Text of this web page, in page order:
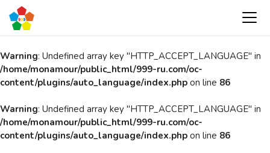
Warning: Undefined array key "HTTP_ACCEPT_LANGUAGE" in
/home/monamour/public_html/999-ru.com/oc-
content/plugins/auto_language/index.php on line 86
Warning: Undefined array key "HTTP_ACCEPT_LANGUAGE" in
/home/monamour/public_html/999-ru.com/oc-
content/plugins/auto_language/index.php on line 86